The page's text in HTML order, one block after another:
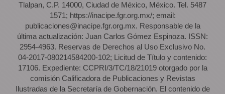
Tlalpan, C.P. 14000, Ciudad de México, México. Tel. 5487
1571; https://inacipe.fgr.org.mx/; email:
publicaciones@inacipe.fgr.org.mx. Responsable de la
última actualización: Juan Carlos Gómez Espinoza. ISSN:
2954-4963. Reservas de Derechos al Uso Exclusivo No.
04-2017-080214584200-102; Licitud de Título y contenido:
17106. Expediente: CCPRI/3/TC/18/21019 otorgado por la
comisión Calificadora de Publicaciones y Revistas
Ilustradas de la Secretaría de Gobernación. El contenido de